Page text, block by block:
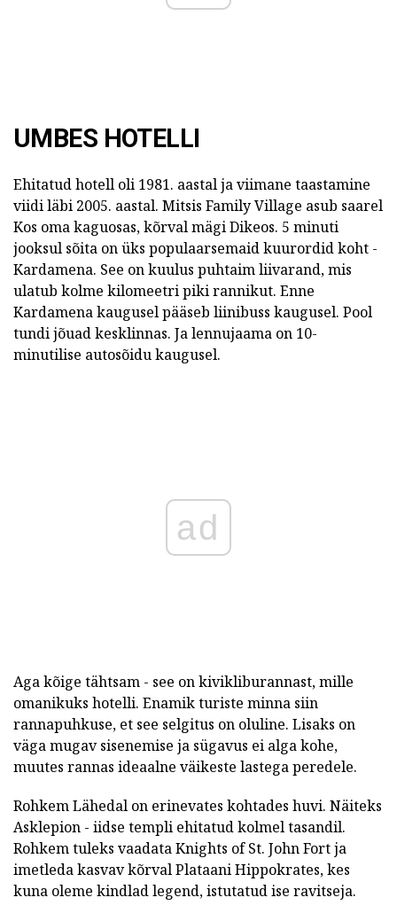
UMBES HOTELLI
Ehitatud hotell oli 1981. aastal ja viimane taastamine
viidi läbi 2005. aastal. Mitsis Family Village asub saarel
Kos oma kaguosas, kõrval mägi Dikeos. 5 minuti
jooksul sõita on üks populaarsemaid kuurordid koht -
Kardamena. See on kuulus puhtaim liivarand, mis
ulatub kolme kilomeetri piki rannikut. Enne
Kardamena kaugusel pääseb liinibuss kaugusel. Pool
tundi jõuad kesklinnas. Ja lennujaama on 10-
minutilise autosõidu kaugusel.
ad
Aga kõige tähtsam - see on kivikliburannast, mille
omanikuks hotelli. Enamik turiste minna siin
rannapuhkuse, et see selgitus on oluline. Lisaks on
väga mugav sisenemise ja sügavus ei alga kohe,
muutes rannas ideaalne väikeste lastega peredele.
Rohkem Lähedal on erinevates kohtades huvi. Näiteks
Asklepion - iidse templi ehitatud kolmel tasandil.
Rohkem tuleks vaadata Knights of St. John Fort ja
imetleda kasvav kõrval Plataani Hippokrates, kes
kuna oleme kindlad legend, istutatud ise ravitseja.